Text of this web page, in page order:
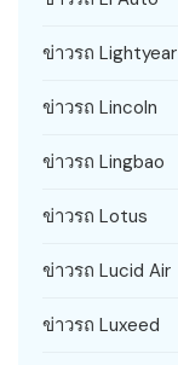
ข่าวรถ Lightyear
ข่าวรถ Lincoln
ข่าวรถ Lingbao
ข่าวรถ Lotus
ข่าวรถ Lucid Air
ข่าวรถ Luxeed